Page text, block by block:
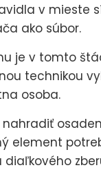
v mieste
ako súbor.
je v tomto
technikou
osoba.
element